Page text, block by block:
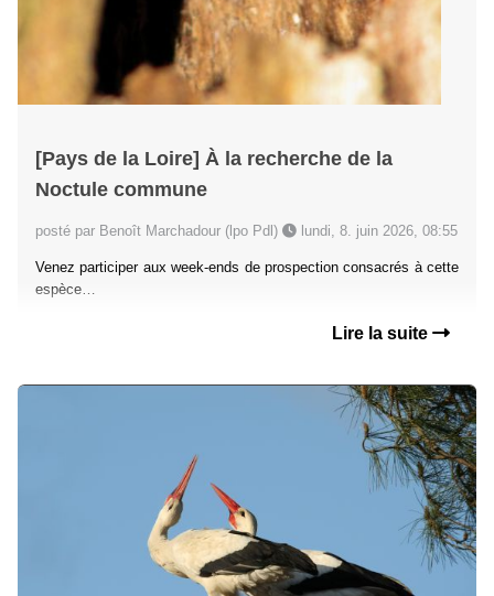
[Pays de la Loire] À la recherche de la
Noctule commune
posté par Benoît Marchadour (lpo Pdl) lundi, 8. juin 2026, 08:55
Venez participer aux week-ends de prospection consacrés à cette
espèce…
Lire la suite